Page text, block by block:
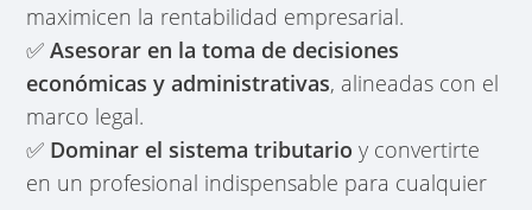
maximicen la rentabilidad empresarial.
✅Asesorar en la toma de decisiones
económicas y administrativas, alineadas con el
marco legal.
✅ Dominar el sistema tributario y convertirte
en un profesional indispensable para cualquier